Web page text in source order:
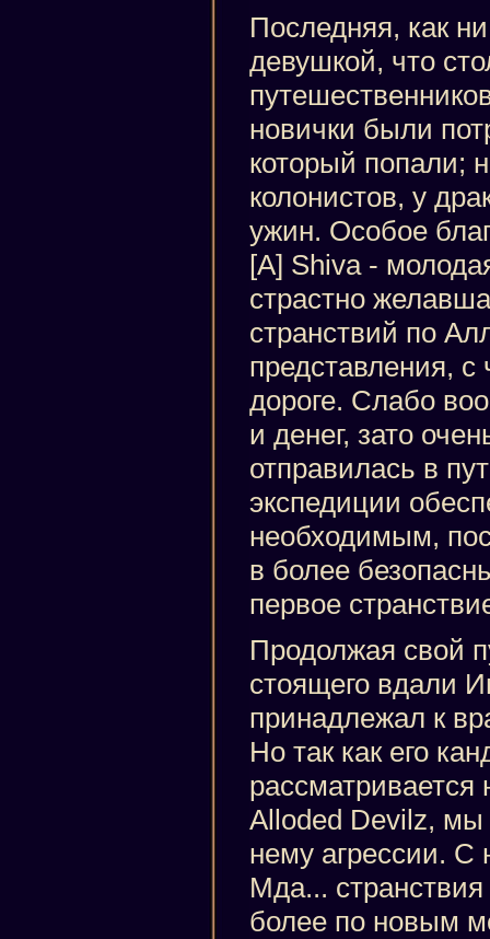
Последняя, как
девушкой, что
новички были
который попали;
колонистов, у
ужин. Особое
[A] Shiva -
страстно
странствий по
представления, с
дороге. Слабо
и денег, зато
отправилась в
экспедиции
необходимым,
в более
первое
Продолжая свой
стоящего вдали
принадлежал к
Но так как его
Alloded Devilz, мы
нему агрессии. С
Мда...
более по новым